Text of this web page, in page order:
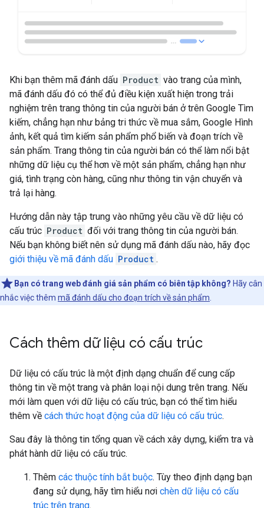
Khi bạn thêm mã đánh dấu Product vào trang của mình,
mã đánh dấu đó có thể đủ điều kiện xuất hiện trong trải
nghiệm trên trang thông tin của người bán ở trên Google Tìm
kiếm, chẳng hạn như bảng tri thức về mua sắm, Google Hình
ảnh, kết quả tìm kiếm sản phẩm phổ biến và đoạn trích về
sản phẩm. Trang thông tin của người bán có thể làm nổi bật
những dữ liệu cụ thể hơn về một sản phẩm, chẳng hạn như
giá, tình trạng còn hàng, cũng như thông tin vận chuyển và
trả lại hàng.
Hướng dẫn này tập trung vào những yêu cầu về dữ liệu có
cấu trúc Product đối với trang thông tin của người bán.
Nếu bạn không biết nên sử dụng mã đánh dấu nào, hãy đọc
giới thiệu về mã đánh dấu Product .
Bạn có trang web đánh giá sản phẩm có biên tập không? Hãy cân
nhắc việc thêm mã đánh dấu cho đoạn trích về sản phẩm
Cách thêm dữ liệu có cấu trúc
Dữ liệu có cấu trúc là một định dạng chuẩn để cung cấp
thông tin về một trang và phân loại nội dung trên trang. Nếu
mới làm quen với dữ liệu có cấu trúc, bạn có thể tìm hiểu
thêm về cách thức hoạt động của dữ liệu có cấu trúc.
Sau đây là thông tin tổng quan về cách xây dựng, kiểm tra và
phát hành dữ liệu có cấu trúc.
Thêm các thuộc tính bắt buộc. Tùy theo định dạng bạn
đang sử dụng, hãy tìm hiểu nơi chèn dữ liệu có cấu
trúc trên trang.